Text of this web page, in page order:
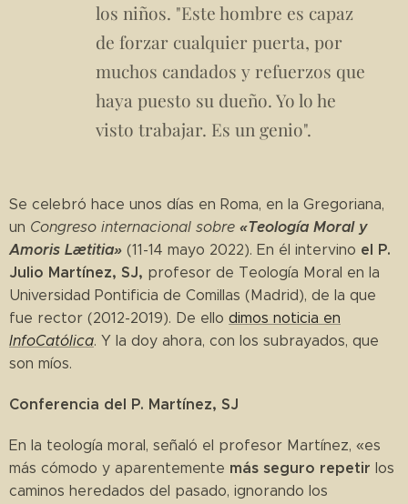
los niños. "Este hombre es capaz
de forzar cualquier puerta, por
muchos candados y refuerzos que
haya puesto su dueño. Yo lo he
visto trabajar. Es un genio".
Se celebró hace unos días en Roma, en la Gregoriana,
un Congreso internacional sobre «Teología Moral y
Amoris Lætitia» (11-14 mayo 2022). En él intervino el P.
Julio Martínez, SJ, profesor de Teología Moral en la
Universidad Pontificia de Comillas (Madrid), de la que
fue rector (2012-2019). De ello dimos noticia en
InfoCatólica. Y la doy ahora, con los subrayados, que
son míos.
Conferencia del P. Martínez, SJ
En la teología moral, señaló el profesor Martínez, «es
más cómodo y aparentemente más seguro repetir los
caminos heredados del pasado, ignorando los